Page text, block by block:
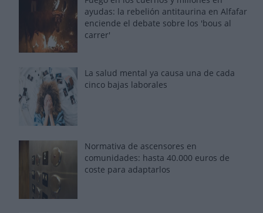
ayudas: la rebelión antitaurina en Alfafar
enciende el debate sobre los 'bous al
carrer'
La salud mental ya causa una de cada
cinco bajas laborales
Normativa de ascensores en
comunidades: hasta 40.000 euros de
coste para adaptarlos